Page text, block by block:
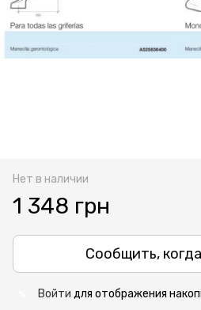
Нет в наличии
1 348 грн
Сообщить,
Войти для отображения